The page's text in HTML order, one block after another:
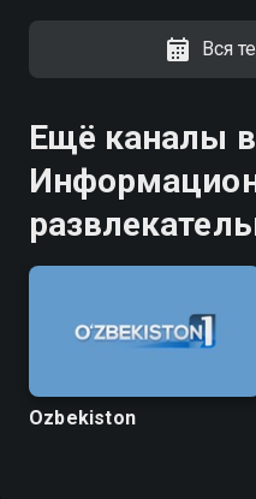
Вся
Ещё каналы
Ozbekiston